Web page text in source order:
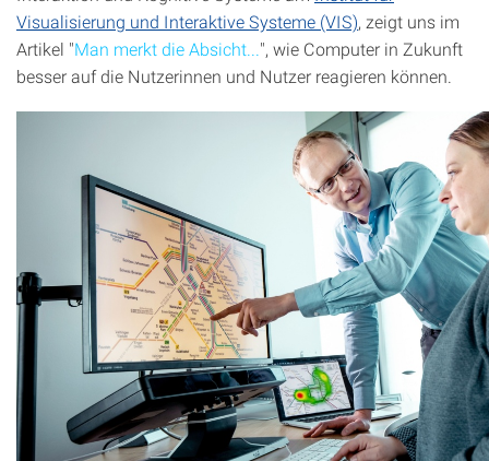
Visualisierung und Interaktive Systeme (VIS), zeigt uns im
Artikel "Man merkt die Absicht...", wie Computer in Zukunft
besser auf die Nutzerinnen und Nutzer reagieren können.